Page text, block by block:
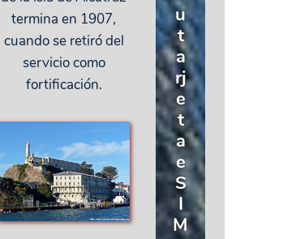
termina en 1907,
cuando se retiró del
servicio como
fortificación.
u
t
a
rj
e
t
a
e
S
I
M